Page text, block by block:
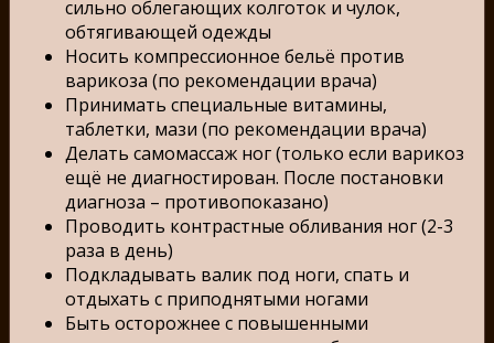
сильно облегающих колготок и чулок,
обтягивающей одежды
Носить компрессионное бельё против
варикоза (по рекомендации врача)
Принимать специальные витамины,
таблетки, мази (по рекомендации врача)
Делать самомассаж ног (только если варикоз
ещё не диагностирован. После постановки
диагноза – противопоказано)
Проводить контрастные обливания ног (2-3
раза в день)
Подкладывать валик под ноги, спать и
отдыхать с приподнятыми ногами
Быть осторожнее с повышенными